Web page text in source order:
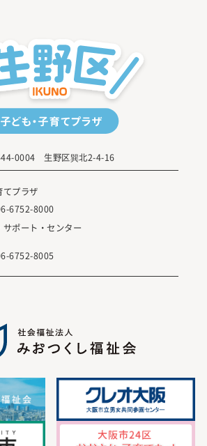
0004 生野区巽北2-4-16
プラザ
6752-8000
ポート・センター
6752-8005